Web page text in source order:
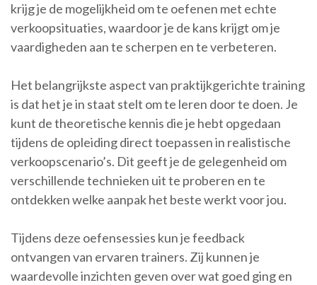
krijg je de mogelijkheid om te oefenen met echte
verkoopsituaties, waardoor je de kans krijgt om je
vaardigheden aan te scherpen en te verbeteren.
Het belangrijkste aspect van praktijkgerichte training
is dat het je in staat stelt om te leren door te doen. Je
kunt de theoretische kennis die je hebt opgedaan
tijdens de opleiding direct toepassen in realistische
verkoopscenario’s. Dit geeft je de gelegenheid om
verschillende technieken uit te proberen en te
ontdekken welke aanpak het beste werkt voor jou.
Tijdens deze oefensessies kun je feedback
ontvangen van ervaren trainers. Zij kunnen je
waardevolle inzichten geven over wat goed ging en